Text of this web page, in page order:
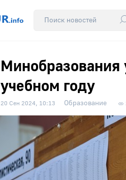
учебном году
20 Сен 2024, 10:13 Образование